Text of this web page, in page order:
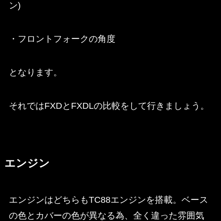
ン)
・フロントフォークの角度
となります。
それではFXDとFXDLの比較をして行きましょう。
エンジン
エンジンはどちらもTC88エンジンを搭載。ベース
の色とカバーの色が異なる為、全く違った雰囲気